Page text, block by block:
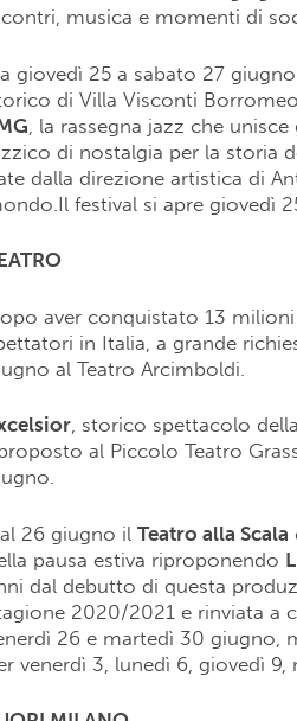
musica e momenti di
giovedì 25 a sabato 27
di Villa Visconti
, la rassegna jazz che
di nostalgia per la storia
dalla direzione artistica di
festival si apre giovedì
aver conquistato 13
in Italia, a grande
al Teatro Arcimboldi.
, storico spettacolo
al Piccolo Teatro
26 giugno il Teatro alla Scala
pausa estiva riproponendo
dal debutto di questa
2020/2021 e rinviata a
26 e martedì 30 giugno,
venerdì 3, lunedì 6, giovedì